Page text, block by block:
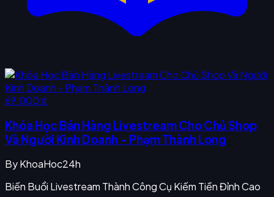
69.000 ₫
Khóa Học Bán Hàng Livestream Cho Chủ Shop
Và Người Kinh Doanh - Phạm Thành Long
ByKhoaHoc24h
Biến Buổi Livestream Thành Công Cụ Kiếm Tiền Đỉnh Cao